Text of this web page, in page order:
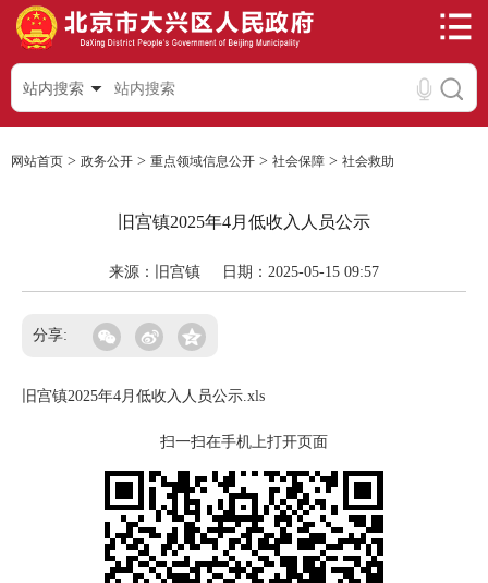
站内搜索
网站首页 > 政务公开 > 重点领域信息公开 > 社会保障 > 社会救助
旧宫镇2025年4月低收入人员公示
来源：旧宫镇 日期：2025-05-15 09:57
分享:
旧宫镇2025年4月低收入人员公示.xls
扫一扫在手机上打开页面